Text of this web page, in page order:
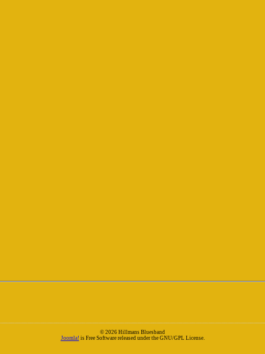
© 2026 Hillmans Bluesband
Joomla! is Free Software released under the GNU/GPL License.